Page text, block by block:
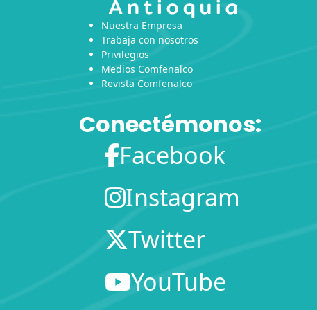
Nuestra Empresa
Trabaja con nosotros
Privilegios
Medios Comfenalco
Revista Comfenalco
Conectémonos:
Facebook
Instagram
Twitter
YouTube